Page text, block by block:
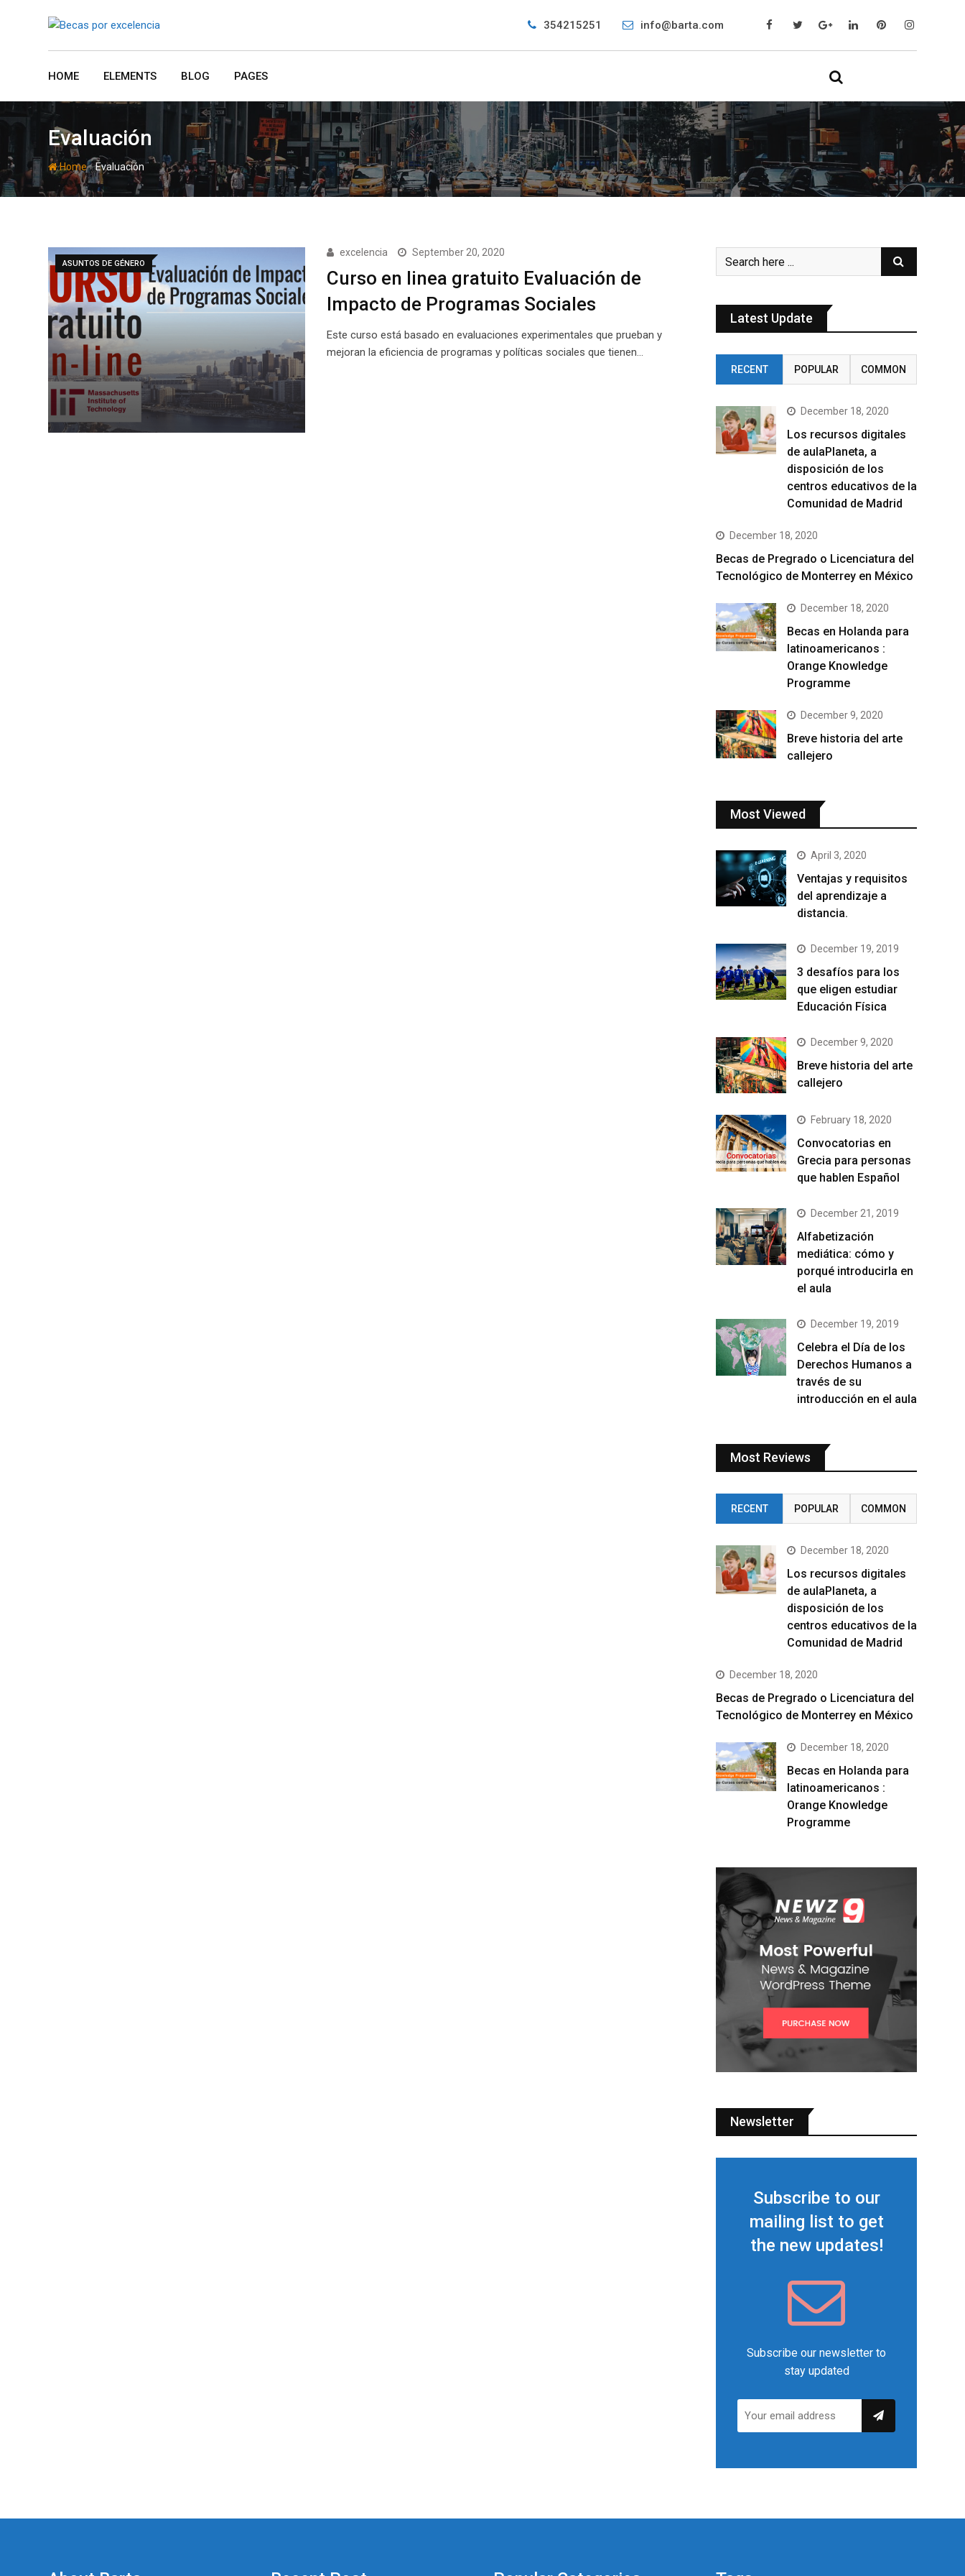
354215251 info@barta.com
HOME ELEMENTS BLOG PAGES
Evaluación
Home-Evaluación
ASUNTOS DE GÉNERO
excelencia September 20, 2020
Curso en linea gratuito Evaluación de
Impacto de Programas Sociales
Este curso está basado en evaluaciones experimentales que prueban y
mejoran la eficiencia de programas y políticas sociales que tienen…
Latest Update
RECENT POPULAR COMMON
December 18, 2020
Los recursos digitales
de aulaPlaneta, a
disposición de los
centros educativos de la
Comunidad de Madrid
December 18, 2020
Becas de Pregrado o Licenciatura del
Tecnológico de Monterrey en México
December 18, 2020
Becas en Holanda para
latinoamericanos :
Orange Knowledge
Programme
December 9, 2020
Breve historia del arte
callejero
Most Viewed
April 3, 2020
Ventajas y requisitos
del aprendizaje a
distancia.
December 19, 2019
3 desafíos para los
que eligen estudiar
Educación Física
December 9, 2020
Breve historia del arte
callejero
February 18, 2020
Convocatorias en
Grecia para personas
que hablen Español
December 21, 2019
Alfabetización
mediática: cómo y
porqué introducirla en
el aula
December 19, 2019
Celebra el Día de los
Derechos Humanos a
través de su
introducción en el aula
Most Reviews
RECENT POPULAR COMMON
December 18, 2020
Los recursos digitales
de aulaPlaneta, a
disposición de los
centros educativos de la
Comunidad de Madrid
December 18, 2020
Becas de Pregrado o Licenciatura del
Tecnológico de Monterrey en México
December 18, 2020
Becas en Holanda para
latinoamericanos :
Orange Knowledge
Programme
Newsletter
Subscribe to our
mailing list to get
the new updates!
Subscribe our newsletter to
stay updated